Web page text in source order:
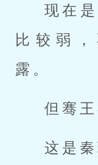
现在
比较弱
露。
但骞
这是